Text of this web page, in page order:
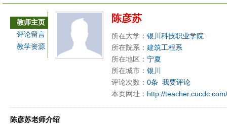
教师主页
评论留言
教学资源
陈彦苏
所在大学： 银川科技职业学院
所在院系： 建筑工程系
所在地区： 宁夏
所在城市： 银川
评论次数： 0条 我要评论
本页网址： http://
陈彦苏老师介绍